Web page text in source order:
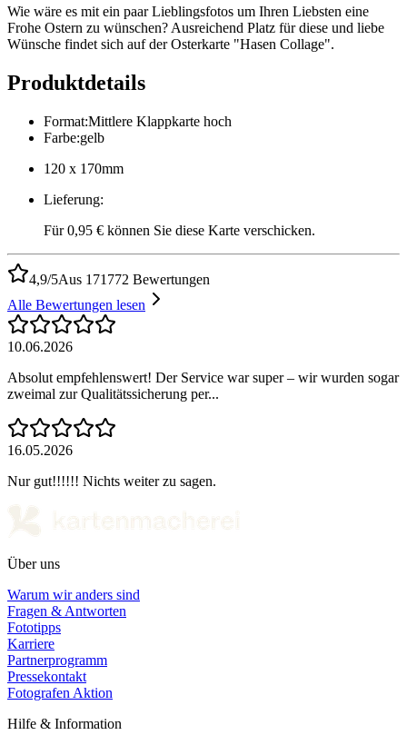
Wie wäre es mit ein paar Lieblingsfotos um Ihren Liebsten eine
Frohe Ostern zu wünschen? Ausreichend Platz für diese und liebe
Wünsche findet sich auf der Osterkarte "Hasen Collage".
Produktdetails
Format:Mittlere Klappkarte hoch
Farbe:gelb
120 x 170mm
Lieferung:
Für 0,95 € können Sie diese Karte verschicken.
4,9/5Aus 171772 Bewertungen
Alle Bewertungen lesen
10.06.2026
Absolut empfehlenswert! Der Service war super – wir wurden sogar
zweimal zur Qualitätssicherung per...
16.05.2026
Nur gut!!!!!! Nichts weiter zu sagen.
Über uns
Warum wir anders sind
Fragen & Antworten
Fototipps
Karriere
Partnerprogramm
Pressekontakt
Fotografen Aktion
Hilfe & Information